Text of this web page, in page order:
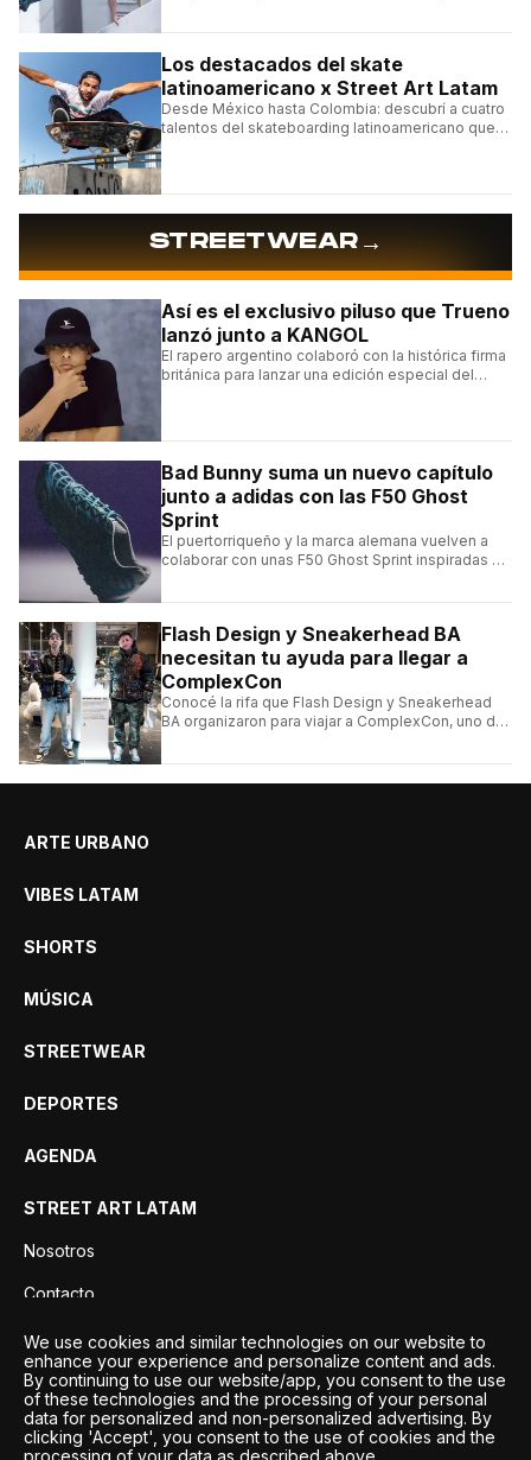
Los destacados del skate
latinoamericano x Street Art Latam
Desde México hasta Colombia: descubrí a cuatro
talentos del skateboarding latinoamericano que
STREETWEAR→
Así es el exclusivo piluso que Trueno
lanzó junto a KANGOL
El rapero argentino colaboró con la histórica firma
británica para lanzar una edición especial del
Bad Bunny suma un nuevo capítulo
junto a adidas con las F50 Ghost
Sprint
El puertorriqueño y la marca alemana vuelven a
colaborar con unas F50 Ghost Sprint inspiradas en
Flash Design y Sneakerhead BA
necesitan tu ayuda para llegar a
ComplexCon
Conocé la rifa que Flash Design y Sneakerhead
BA organizaron para viajar a ComplexCon, uno de
ARTE URBANO
VIBES LATAM
SHORTS
MÚSICA
STREETWEAR
DEPORTES
AGENDA
STREET ART LATAM
Nosotros
Contacto
Privacidad
We use cookies and similar technologies on our website to
enhance your experience and personalize content and ads.
By continuing to use our website/app, you consent to the use
of these technologies and the processing of your personal
data for personalized and non-personalized advertising. By
clicking 'Accept', you consent to the use of cookies and the
processing of your data as described above